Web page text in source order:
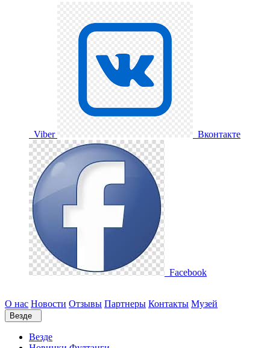
Viber Вконтакте
Facebook
О нас Новости Отзывы Партнеры Контакты Музей
Везде
Везде